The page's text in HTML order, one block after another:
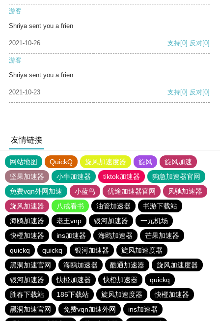
游客
Shriya sent you a frien
2021-10-26 支持[0] 反对[0]
游客
Shriya sent you a frien
2021-10-23 支持[0] 反对[0]
友情链接
网站地图 QuickQ 旋风加速度器 旋风
旋风加速
坚果加速器
小牛加速器 tiktok加速器
狗急加速器官网
免费vqn外网加速
小蓝鸟 优途加速器官网
风驰加速器
旋风加速器
八戒看书 油管加速器
书游下载站
海鸥加速器
老王vnp 银河加速器
一元机场
快橙加速器
ins加速器 海鸥加速器
芒果加速器
quickq
quickq 银河加速器
旋风加速度器
黑洞加速官网
海鸥加速器 酷通加速器
旋风加速度器
银河加速器
快橙加速器 快橙加速器
quickq
胜春下载站
186下载站 旋风加速度器
快橙加速器
黑洞加速官网
免费vqn加速外网
ins加速器